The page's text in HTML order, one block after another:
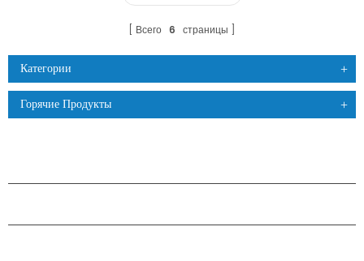
Всего 6 страницы
Категории
Горячие Продукты